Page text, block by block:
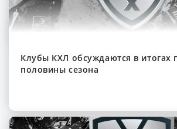
Клубы КХЛ обсуждаются в итогах
половины сезона